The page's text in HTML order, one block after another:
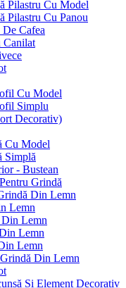
Pilastru Cu Model
Pilastru Cu Panou
De Cafea
Canilat
Cu Model
Simplu
Decorativ)
Cu Model
Simplă
- Bustean
Grindă
Din Lemn
Lemn
Lemn
Lemn
Lemn
Din Lemn
Și Element Decorativ